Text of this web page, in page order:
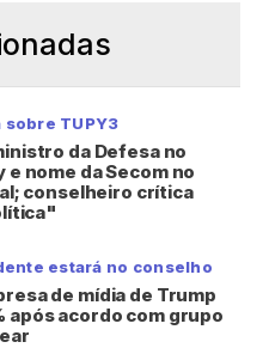
sobre TUPY3
da Defesa no
e nome da Secom no
conselheiro crítica
estará no conselho
de mídia de Trump
após acordo com grupo